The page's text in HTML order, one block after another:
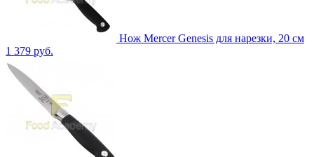
Нож Mercer Genesis для нарезки, 20 см
1 379 руб.